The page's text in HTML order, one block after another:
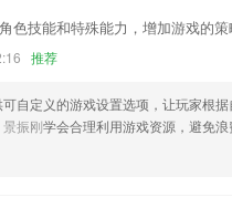
、高中、中专、大学等一全面的教
装免费更新了什么?
享功能
色技能和特殊能力，增加游戏的策
推荐
可自定义的游戏设置选项，让玩家根据
振刚学会合理利用游戏资源，避免浪